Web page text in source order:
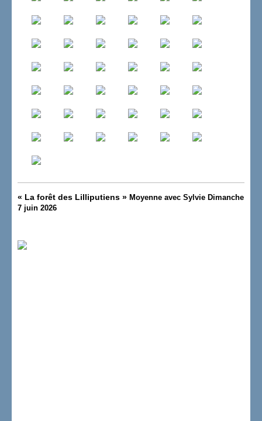
« La forêt des Lilliputiens » Moyenne avec Sylvie Dimanche
7 juin 2026